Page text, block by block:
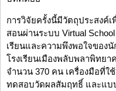
การวิจัยครั้งนี้มีวัตถุประสงค์
สอนผ่านระบบ Virtual
เรียนและความพึงพอใจของ
โรงเรียนเมืองพลับพลาพิทย
จำนวน 370 คน เครื่องมือที่ใ
ทดสอบวัดผลสัมฤทธิ์ และแบ